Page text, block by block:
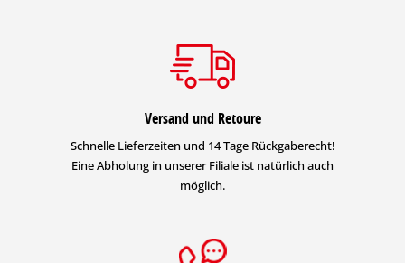
Versand und Retoure
Schnelle Lieferzeiten und 14 Tage Rückgaberecht!
Eine Abholung in unserer Filiale ist natürlich auch
möglich.